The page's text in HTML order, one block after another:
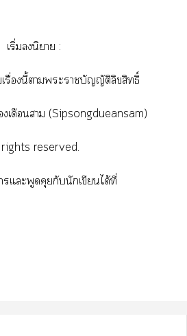
เริ่มนิยาย :
เรื่องนี้าะาบัญญัติลิขสิทธิ์
ดือนา (Sipsongdueansam)
reserved.
แะพูดคุยกับนักเขียนได้ที่